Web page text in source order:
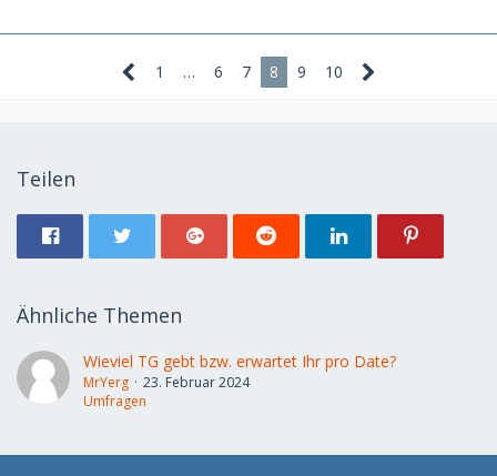
1 … 6 7 8 9 10
Teilen
Ähnliche Themen
Wieviel TG gebt bzw. erwartet Ihr pro Date?
MrYerg
23. Februar 2024
Umfragen